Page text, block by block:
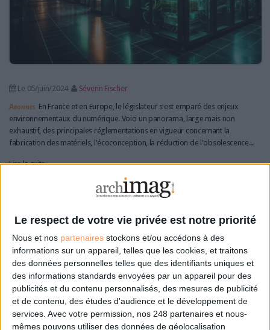
Le respect de votre vie privée est notre priorité
Nous et nos partenaires stockons et/ou accédons à des
informations sur un appareil, telles que les cookies, et traitons
des données personnelles telles que des identifiants uniques et
des informations standards envoyées par un appareil pour des
publicités et du contenu personnalisés, des mesures de publicité
et de contenu, des études d'audience et le développement de
services. Avec votre permission, nos 248 partenaires et nous-
mêmes pouvons utiliser des données de géolocalisation
Le 05/juin/2024
Séverin Fischer
Abonnés En France et en Europe, le législateur s'est emparé des enjeux
environnementaux du numérique. Voici un panorama, large mais non
exhaustif, des principales réglementations en vigueur concernant la
fabrication des matériels, l'écoconception, la réduction de l'obsolescence...
Lire la suite...
La moitié des salariés n'a jamais entendu parler du